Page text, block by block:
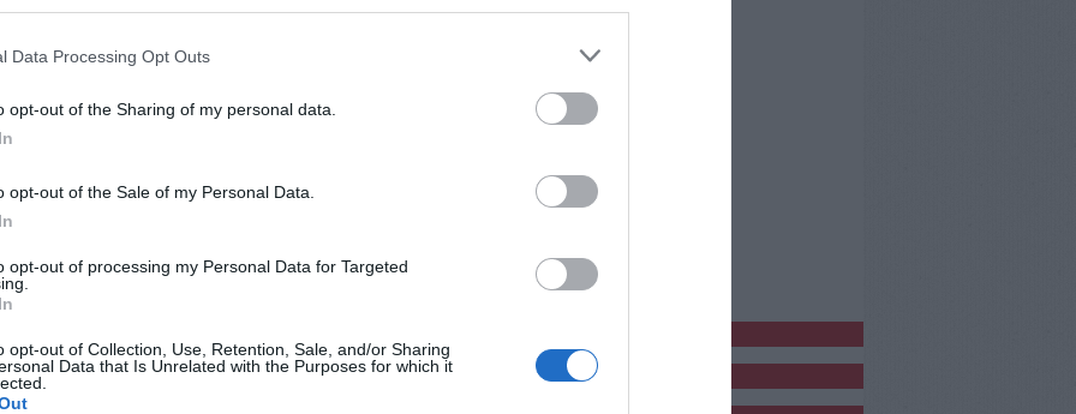
Data Processing Opt Outs
opt-out of the Sharing of my personal data.
opt-out of the Sale of my Personal Data.
opt-out of processing my Personal Data for Targeted
opt-out of Collection, Use, Retention, Sale, and/or Sharing
Data that Is Unrelated with the Purposes for which it
fatto e hanno mancato il bando di
2025. Potevano tutelare il territorio
e invece lo tengono fermo da due anni,
di salvaguardia' a fine maggio. Insomma:
informano e inventano falsità sul passato
incapacità di governo. Noi chiediamo
devono sapere dove e in che
questi parchi fotovoltaici. Chiediamo che
ambiente consiliare e che il
informato".
Pubblicità